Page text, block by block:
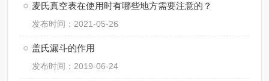
麦氏真空表在使用时有哪些地方需要注意的？
发布时间：2021-05-26
盖氏漏斗的作用
发布时间：2019-06-24